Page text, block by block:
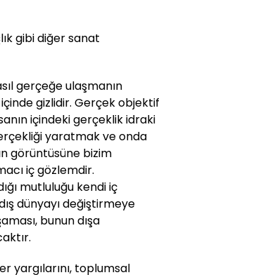
gibi diğer sanat
gerçeğe ulaşmanın
gizlidir. Gerçek objektif
içindeki gerçeklik idraki
yaratmak ve onda
görüntüsüne bizim
iç gözlemdir.
mutluluğu kendi iç
dünyayı değiştirmeye
bunun dışa
yargılarını, toplumsal